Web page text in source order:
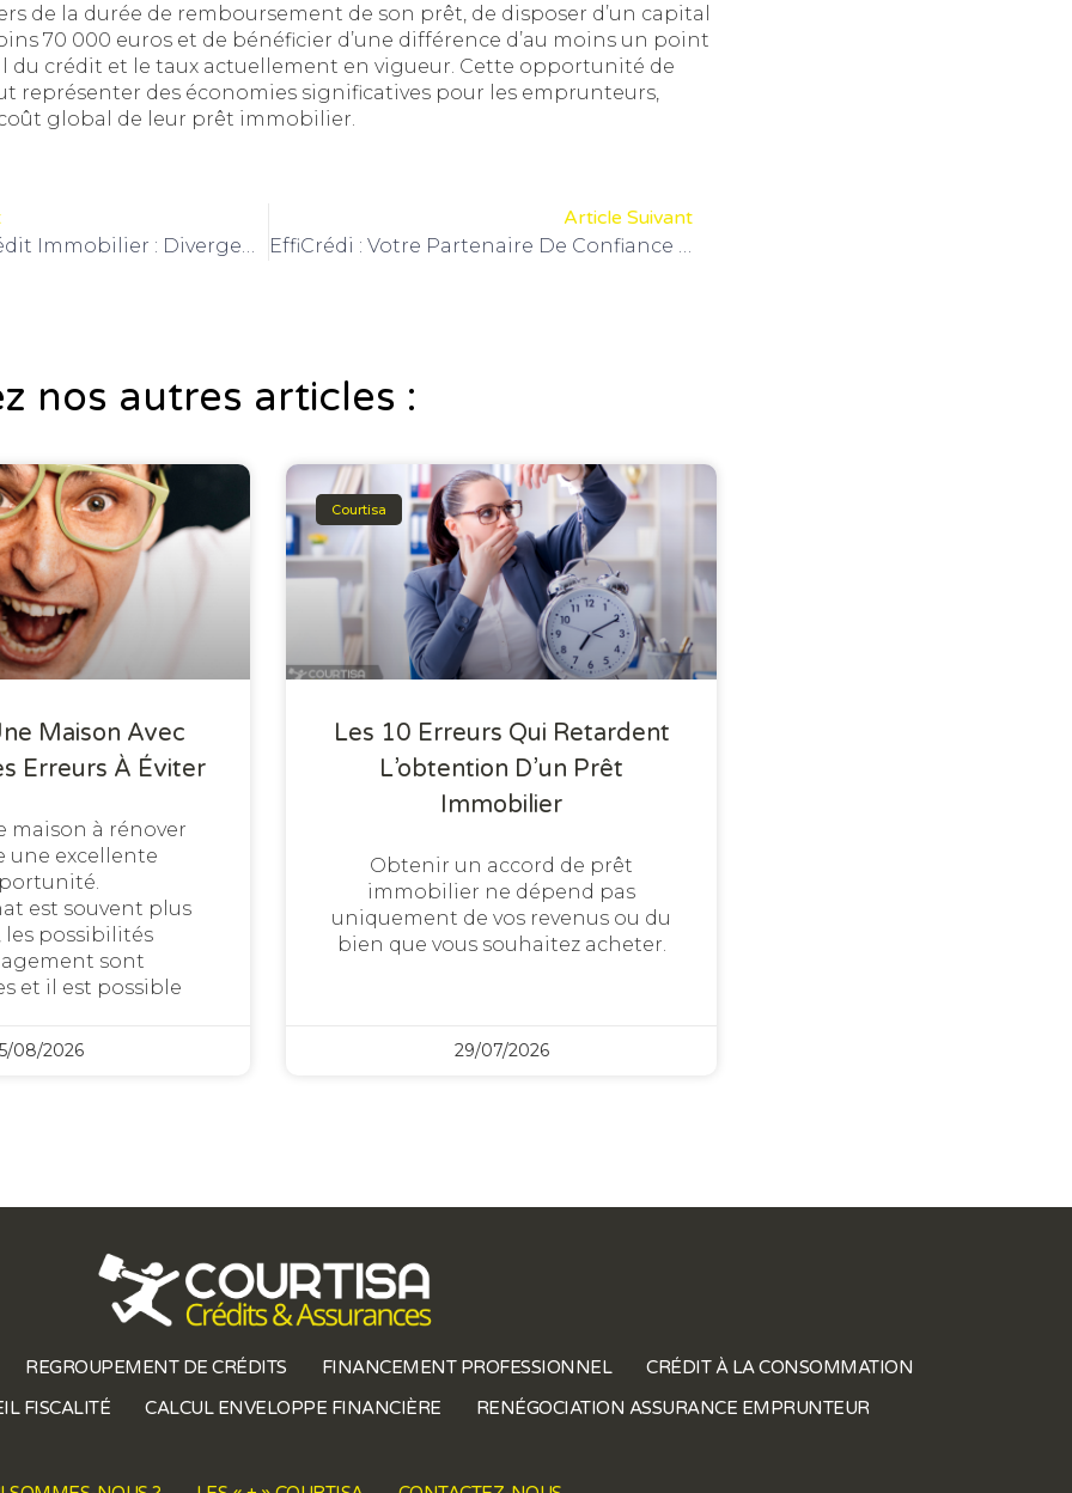
de la durée de remboursement de son prêt, de disposer d’un capital
70 000 euros et de bénéficier d’une différence d’au moins un point
du crédit et le taux actuellement en vigueur. Cette opportunité de
représenter des économies significatives pour les emprunteurs,
global de leur prêt immobilier.
Réforme Du Crédit Immobilier : Divergence D’Opinions Entre Le Gouverneur De La Banque De France Et Le Ministère Des Finances
Article Suivant
EffiCrédi : Votre Partenaire De Confiance Pour Tous Vos Besoins De Financement
nos autres articles :
Maison Avec
Erreurs À Éviter
maison à rénover
une excellente
est souvent plus
possibilités
sont
et il est possible
08/2026
Courtisa
Les 10 Erreurs Qui Retardent
L’obtention D’un Prêt
Immobilier
Obtenir un accord de prêt
immobilier ne dépend pas
uniquement de vos revenus ou du
bien que vous souhaitez acheter.
29/07/2026
REGROUPEMENT DE CRÉDITS FINANCEMENT PROFESSIONNEL
CRÉDIT À LA CONSOMMATION
FISCALITÉ
CALCUL ENVELOPPE FINANCIÈRE RENÉGOCIATION ASSURANCE EMPRUNTEUR